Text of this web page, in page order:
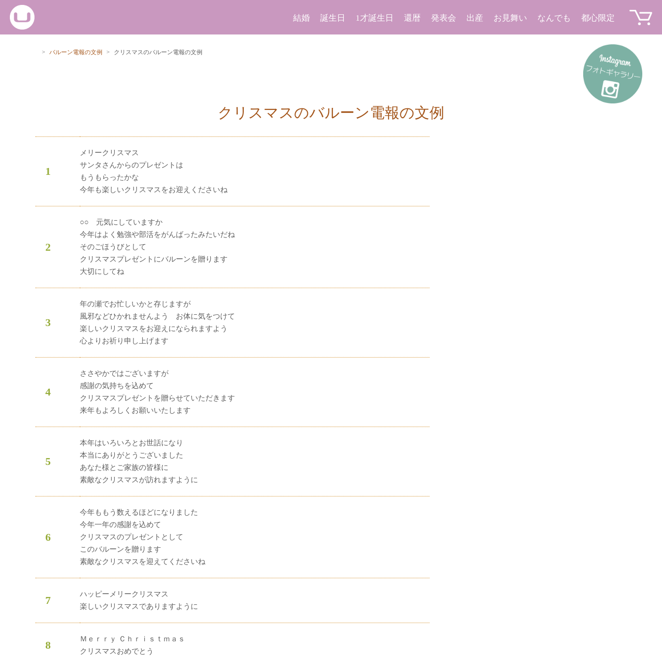
結婚 誕生日 1才誕生日 還暦 発表会 出産 お見舞い なんでも 都心限定
> バルーン電報の文例 > クリスマスのバルーン電報の文例
クリスマスのバルーン電報の文例
1
メリークリスマス
サンタさんからのプレゼントは
もうもらったかな
今年も楽しいクリスマスをお迎えくださいね
2
○○ 元気にしていますか
今年はよく勉強や部活をがんばったみたいだね
そのごほうびとして
クリスマスプレゼントにバルーンを贈ります
大切にしてね
3
年の瀬でお忙しいかと存じますが
風邪などひかれませんよう お体に気をつけて
楽しいクリスマスをお迎えになられますよう
心よりお祈り申し上げます
4
ささやかではございますが
感謝の気持ちを込めて
クリスマスプレゼントを贈らせていただきます
来年もよろしくお願いいたします
5
本年はいろいろとお世話になり
本当にありがとうございました
あなた様とご家族の皆様に
素敵なクリスマスが訪れますように
6
今年ももう数えるほどになりました
今年一年の感謝を込めて
クリスマスのプレゼントとして
このバルーンを贈ります
素敵なクリスマスを迎えてくださいね
7
ハッピーメリークリスマス
楽しいクリスマスでありますように
8
Ｍｅｒｒｙ Ｃｈｒｉｓｔｍａｓ
クリスマスおめでとう